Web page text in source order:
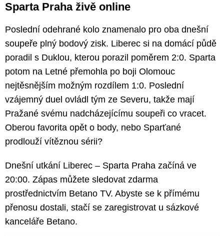
Sparta Praha živě online
Poslední odehrané kolo znamenalo pro oba dnešní
soupeře plný bodový zisk. Liberec si na domácí půdě
poradil s Duklou, kterou porazil poměrem 2:0. Sparta
potom na Letné přemohla po boji Olomouc
nejtěsnějším možným rozdílem 1:0. Poslední
vzájemný duel ovládl tým ze Severu, takže mají
Pražané svému nadcházejícímu soupeři co vracet.
Oberou favorita opět o body, nebo Sparťané
prodlouží vítěznou sérii?
Dnešní utkání Liberec – Sparta Praha začíná ve
20:00. Zápas můžete sledovat zdarma
prostřednictvím Betano TV. Abyste se k přímému
přenosu dostali, stačí se zaregistrovat u sázkové
kanceláře Betano.